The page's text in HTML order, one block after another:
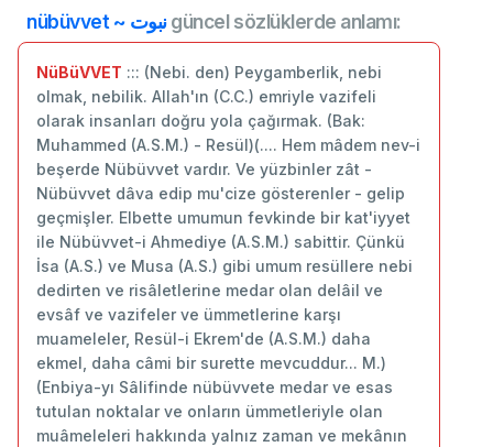
nübüvvet ~ نبوتgüncel sözlüklerde anlamı:
NüBüVVET ::: (Nebi. den) Peygamberlik, nebi
olmak, nebilik. Allah'ın (C.C.) emriyle vazifeli
olarak insanları doğru yola çağırmak. (Bak:
Muhammed (A.S.M.) - Resül)(.... Hem mâdem nev-i
beşerde Nübüvvet vardır. Ve yüzbinler zât -
Nübüvvet dâva edip mu'cize gösterenler - gelip
geçmişler. Elbette umumun fevkinde bir kat'iyyet
ile Nübüvvet-i Ahmediye (A.S.M.) sabittir. Çünkü
İsa (A.S.) ve Musa (A.S.) gibi umum resüllere nebi
dedirten ve risâletlerine medar olan delâil ve
evsâf ve vazifeler ve ümmetlerine karşı
muameleler, Resül-i Ekrem'de (A.S.M.) daha
ekmel, daha câmi bir surette mevcuddur... M.)
(Enbiya-yı Sâlifinde nübüvvete medar ve esas
tutulan noktalar ve onların ümmetleriyle olan
muâmeleleri hakkında yalnız zaman ve mekânın